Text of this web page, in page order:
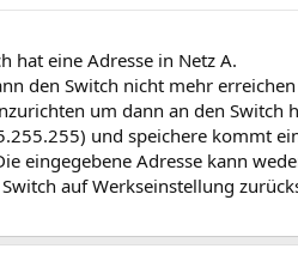
hat eine Adresse in Netz A.
den Switch nicht mehr
um dann an den Switch
und speichere kommt
eingegebene Adresse kann
auf Werkseinstellung